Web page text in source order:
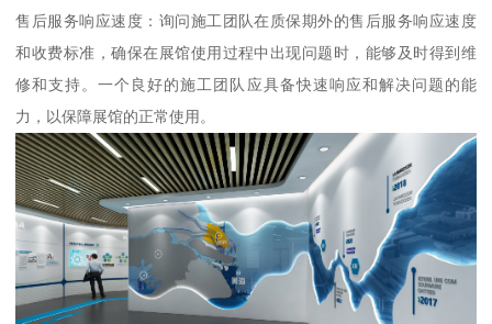
售后服务响应速度：询问施工团队在质保期外的售后服务响应速度
和收费标准，确保在展馆使用过程中出现问题时，能够及时得到维
修和支持。一个良好的施工团队应具备快速响应和解决问题的能
力，以保障展馆的正常使用。